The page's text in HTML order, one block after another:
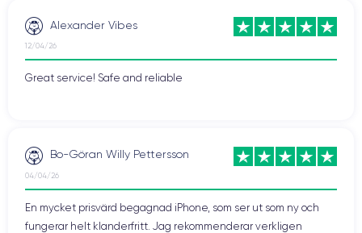
Alexander Vibes
12/04/26
Great service! Safe and reliable
Bo-Göran Willy Pettersson
04/04/26
En mycket prisvärd begagnad iPhone, som ser ut som ny och
fungerar helt klanderfritt. Jag rekommenderar verkligen